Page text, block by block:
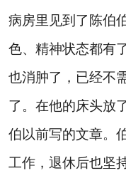
病房里见到了陈伯
色、精神状态都有
也消肿了，已经不
了。在他的床头放
伯以前写的文章。
工作，退休后也坚